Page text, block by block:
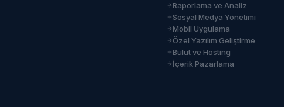
Raporlama ve Analiz
Sosyal Medya Yönetimi
Mobil Uygulama
Özel Yazılım Geliştirme
Bulut ve Hosting
İçerik Pazarlama